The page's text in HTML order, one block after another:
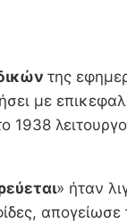
της
με
1938
» ήταν